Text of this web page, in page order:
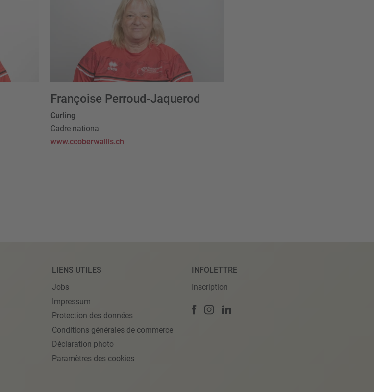
Françoise Perroud-Jaquerod
Curling
Cadre national
www.ccoberwallis.ch
LIENS UTILES
Jobs
Impressum
Protection des données
Conditions générales de commerce
Déclaration photo
Paramètres des cookies
INFOLETTRE
Inscription